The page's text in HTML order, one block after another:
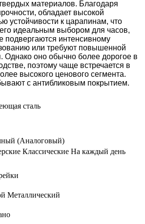
материалов. Благодаря
обладает высокой
устойчивости к царапинам, что
идеальным выбором для часов,
подвергаются интенсивному
или требуют повышенной
Однако оно обычно более дорогое в
поэтому чаще встречается в
высокого ценового сегмента.
с антибликовым покрытием.
сталь
(Аналоговый)
Классические На каждый день
Металлический